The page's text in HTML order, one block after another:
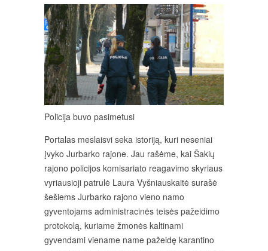
Policija buvo pasimetusi
Portalas meslaisvi seka istoriją, kuri neseniai
įvyko Jurbarko rajone. Jau rašėme, kai Šakių
rajono policijos komisariato reagavimo skyriaus
vyriausioji patrulė Laura Vyšniauskaitė surašė
šešiems Jurbarko rajono vieno namo
gyventojams administracinės teisės pažeidimo
protokolą, kuriame žmonės kaltinami
gyvendami viename name pažeidę karantino